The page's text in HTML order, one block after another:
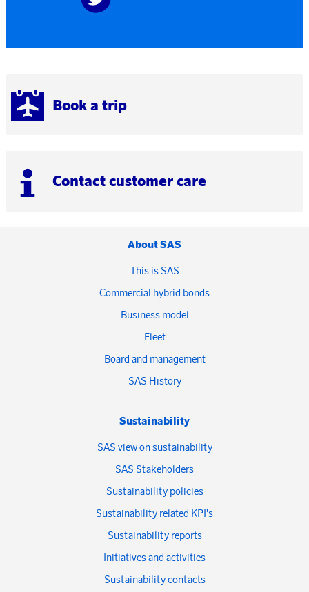
Book a trip
Contact customer care
About SAS
This is SAS
Commercial hybrid bonds
Business model
Fleet
Board and management
SAS History
Sustainability
SAS view on sustainability
SAS Stakeholders
Sustainability policies
Sustainability related KPI's
Sustainability reports
Initiatives and activities
Sustainability contacts